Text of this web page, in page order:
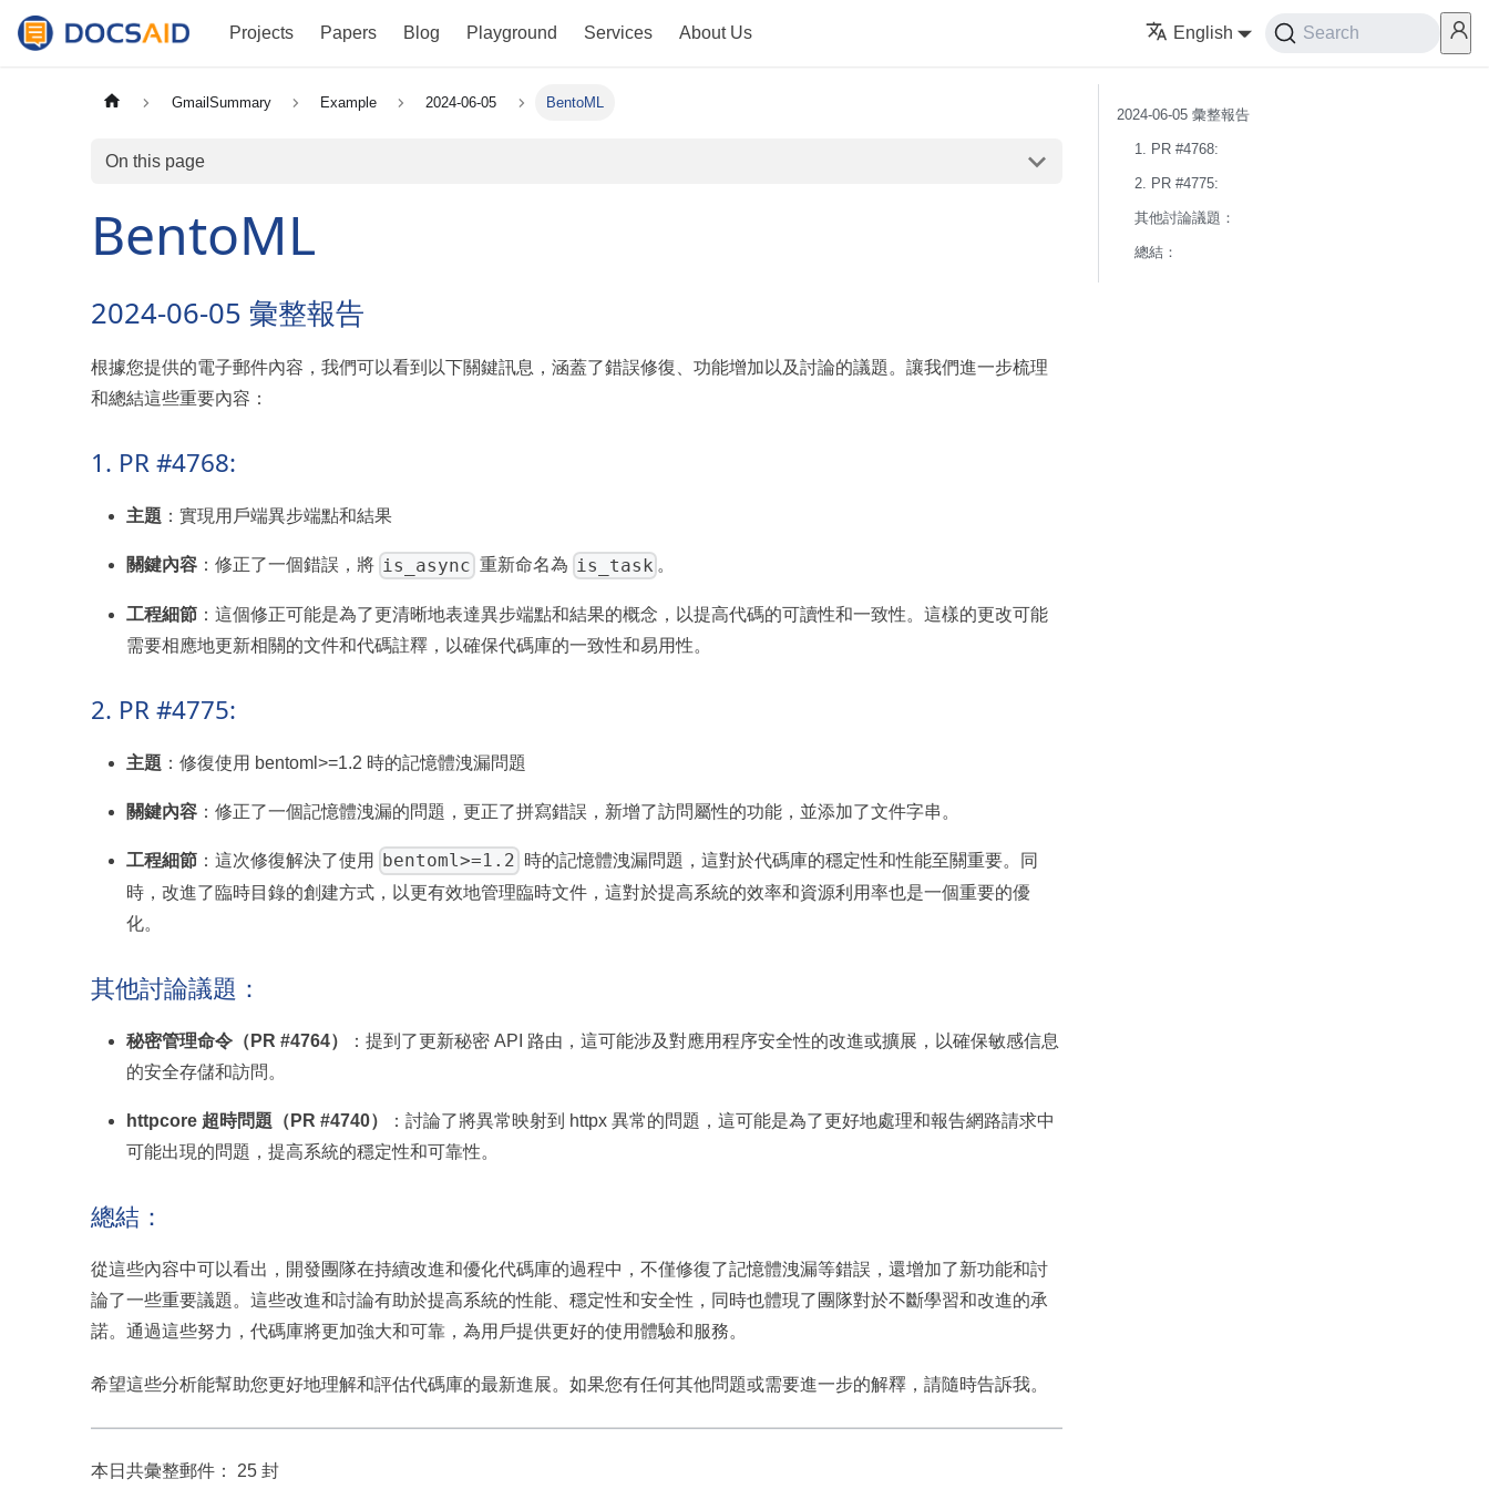
Projects Papers Blog Playground Services About Us English Search
GmailSummary Example 2024-06-05 BentoML
On this page
BentoML
2024-06-05 彙整報告
根據您提供的電子郵件內容，我們可以看到以下關鍵訊息，涵蓋了錯誤修復、功能增加以及討論的議題。讓我們進一步梳理
和總結這些重要內容：
1. PR #4768:
主題 ：實現用戶端異步端點和結果
關鍵內容 ：修正了一個錯誤，將 is_async 重新命名為 is_task 。
工程細節 ：這個修正可能是為了更清晰地表達異步端點和結果的概念，以提高代碼的可讀性和一致性。這樣的更改可能
需要相應地更新相關的文件和代碼註釋，以確保代碼庫的一致性和易用性。
2. PR #4775:
主題 ：修復使用 bentoml>=1.2 時的記憶體洩漏問題
關鍵內容 ：修正了一個記憶體洩漏的問題，更正了拼寫錯誤，新增了訪問屬性的功能，並添加了文件字串。
工程細節 ：這次修復解決了使用 bentoml>=1.2 時的記憶體洩漏問題，這對於代碼庫的穩定性和性能至關重要。同
時，改進了臨時目錄的創建方式，以更有效地管理臨時文件，這對於提高系統的效率和資源利用率也是一個重要的優
化。
其他討論議題：
秘密管理命令（PR #4764）
：提到了更新秘密 API 路由，這可能涉及對應用程序安全性的改進或擴展，以確保敏感信息
的安全存儲和訪問。
httpcore 超時問題（PR #4740）
：討論了將異常映射到 httpx 異常的問題，這可能是為了更好地處理和報告網路請求中
可能出現的問題，提高系統的穩定性和可靠性。
總結：
從這些內容中可以看出，開發團隊在持續改進和優化代碼庫的過程中，不僅修復了記憶體洩漏等錯誤，還增加了新功能和討
論了一些重要議題。這些改進和討論有助於提高系統的性能、穩定性和安全性，同時也體現了團隊對於不斷學習和改進的承
諾。通過這些努力，代碼庫將更加強大和可靠，為用戶提供更好的使用體驗和服務。
希望這些分析能幫助您更好地理解和評估代碼庫的最新進展。如果您有任何其他問題或需要進一步的解釋，請隨時告訴我。
本日共彙整郵件： 25 封
2024-06-05 彙整報告
1. PR #4768:
2. PR #4775:
其他討論議題：
總結：